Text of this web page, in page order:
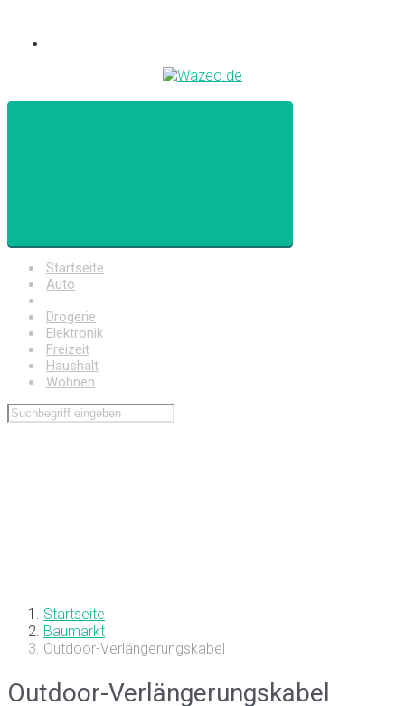
Startseite
Auto
Drogerie
Elektronik
Freizeit
Haushalt
Wohnen
Startseite
Baumarkt
Outdoor-Verlängerungskabel
Outdoor-Verlängerungskabel